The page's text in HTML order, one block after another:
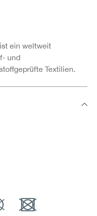
ein weltweit
und
Textilien.